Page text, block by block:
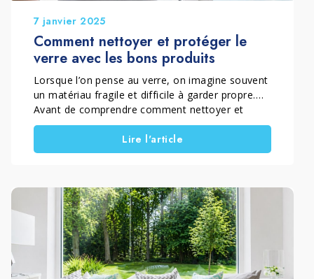
7 janvier 2025
Comment nettoyer et protéger le
verre avec les bons produits
Lorsque l’on pense au verre, on imagine souvent
un matériau fragile et difficile à garder propre.
Avant de comprendre comment nettoyer et
protéger le verre, il est essentiel de savoir
pourquoi ce matériau demande une attention
constante. Il est également important d’identifier
entretenir dans le temps.
Lire l'article